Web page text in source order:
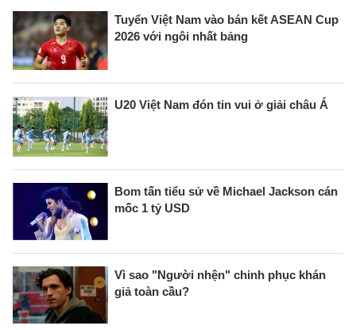
Tuyển Việt Nam vào bán kết ASEAN Cup
2026 với ngôi nhất bảng
U20 Việt Nam đón tin vui ở giải châu Á
Bom tấn tiểu sử về Michael Jackson cán
mốc 1 tỷ USD
Vì sao "Người nhện" chinh phục khán
giả toàn cầu?